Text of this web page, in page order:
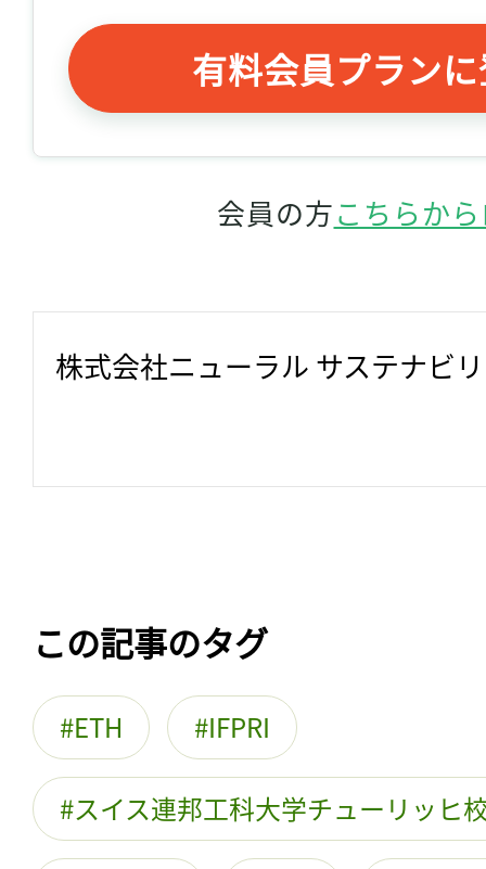
有料会員プラン
会員の方こちらか
株式会社ニューラル サステナビ
この記事のタグ
ETH IFPRI
スイス連邦工科大学チューリッヒ